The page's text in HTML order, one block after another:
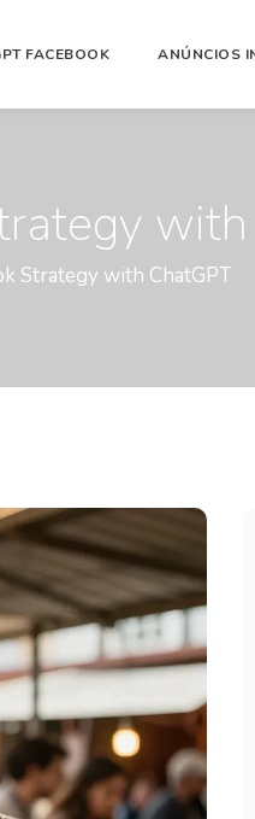
FACEBOOK ANÚNCIOS
Strategy with ChatGPT